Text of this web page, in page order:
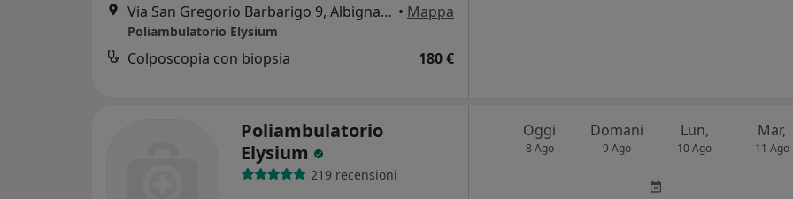
Via San Gregorio Barbarigo 9, Albignasego • Mappa
Poliambulatorio Elysium
Colposcopia con biopsia 180 €
Poliambulatorio
Elysium
219 recensioni
Oggi
8 Ago
Domani
9 Ago
Lun,
10 Ago
Mar,
11 Ago